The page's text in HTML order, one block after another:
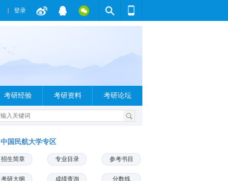
登录
考研经验 考研资料 考研论坛
中国民航大学专区
招生简章 专业目录 参考书目
考研大纲 成绩查询 分数线